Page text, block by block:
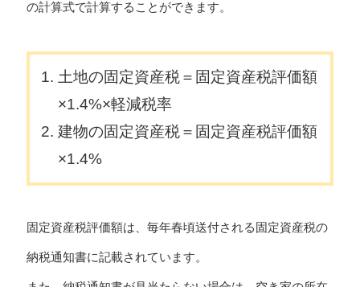
の計算式で計算することができます。
土地の固定資産税＝固定資産税評価額
×1.4%×軽減税率
建物の固定資産税＝固定資産税評価額
×1.4%
固定資産税評価額は、毎年春頃送付される固定資産税の
納税通知書に記載されています。